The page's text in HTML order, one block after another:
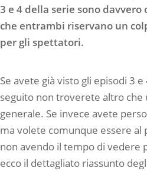
3 e 4 della serie sono
che entrambi riservano un
per gli spettatori.
Se avete già visto gli episodi 3
seguito non troverete altro che
generale. Se invece avete
ma volete comunque essere al
non avendo il tempo di vedere
ecco il dettagliato riassunto